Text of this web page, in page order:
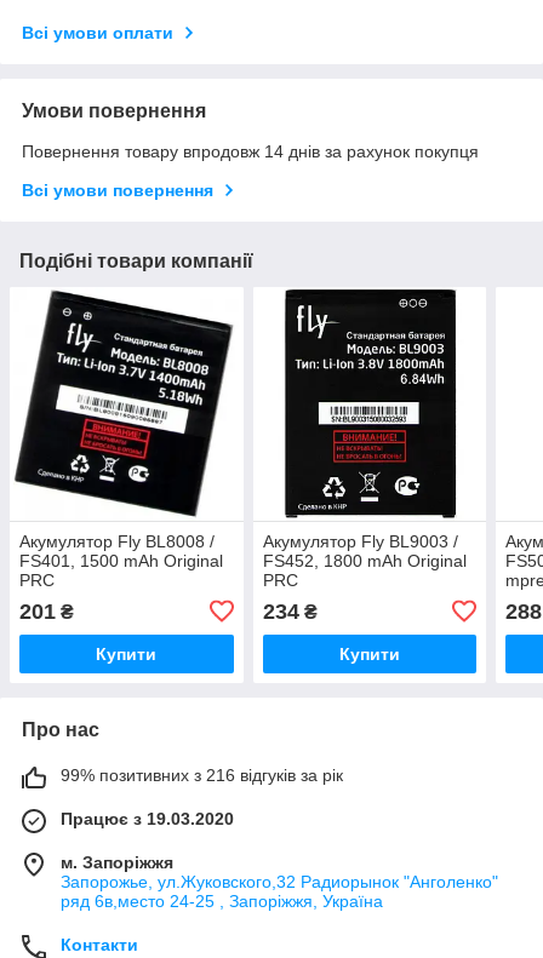
Всі умови оплати
Умови повернення
Повернення товару впродовж 14 днів за рахунок покупця
Всі умови повернення
Подібні товари компанії
Акумулятор Fly BL8008 /
FS401, 1500 mAh Original
PRC
201 ₴
Купити
Акумулятор Fly BL9003 /
FS452, 1800 mAh Original
PRC
234₴
Купити
288
Про нас
99% позитивних з 216 відгуків за рік
Працює з 19.03.2020
м. Запоріжжя
Запорожье, ул.Жуковского,32 Радиорынок "Анголенко"
ряд 6в,место 24-25 , Запоріжжя, Україна
Контакти